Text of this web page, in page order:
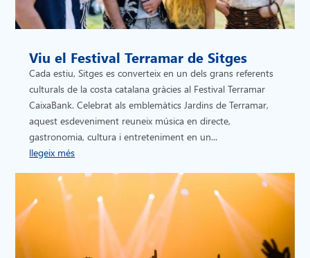
Viu el Festival Terramar de Sitges
Cada estiu, Sitges es converteix en un dels grans referents
culturals de la costa catalana gràcies al Festival Terramar
CaixaBank. Celebrat als emblemàtics Jardins de Terramar,
aquest esdeveniment reuneix música en directe,
gastronomia, cultura i entreteniment en un...
llegeix més